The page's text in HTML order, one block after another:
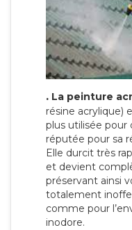
. La peinture
résine acrylique)
plus utilisée pour
réputée pour sa
Elle durcit très
et devient
préservant ainsi
totalement
comme pour
inodore.